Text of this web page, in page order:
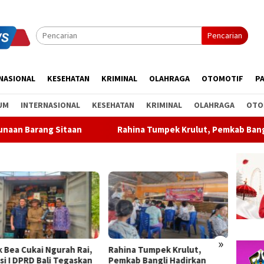
Pencarian
KESEHATAN KRIMINAL OLAHRAGA OTOMOTIF
INTERNASIONAL KESEHATAN KRIMINAL OLAHRAGA
Rahina Tumpek Krulut, Pemkab Bangli Hadirkan
»
Tumpek Krulut,
Bangli Hadirkan
ABTI Bali Lepas Kontingen ke
Kejurnas Bola Tangan Junior